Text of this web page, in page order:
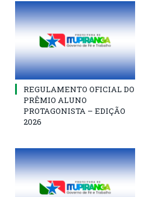
REGULAMENTO OFICIAL DO
PRÊMIO ALUNO
PROTAGONISTA – EDIÇÃO
2026